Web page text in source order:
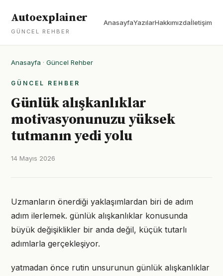
Autoexplainer
GÜNCEL REHBER
AnasayfaYazılarHakkımızdaİletişim
Anasayfa · Güncel Rehber
GÜNCEL REHBER
Günlük alışkanlıklar
motivasyonunuzu yüksek
tutmanın yedi yolu
14 Mayıs 2026
Uzmanların önerdiği yaklaşımlardan biri de adım
adım ilerlemek. günlük alışkanlıklar konusunda
büyük değişiklikler bir anda değil, küçük tutarlı
adımlarla gerçekleşiyor.
yatmadan önce rutin unsurunun günlük alışkanlıklar